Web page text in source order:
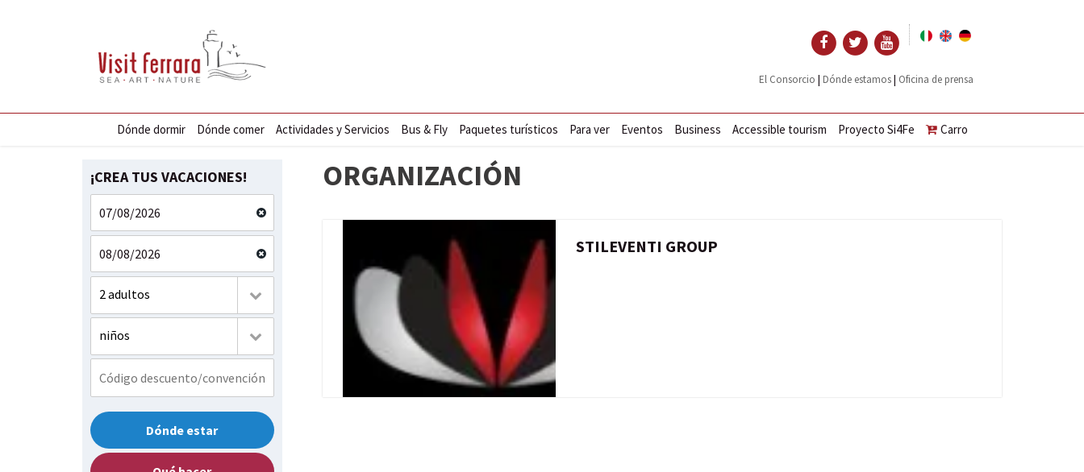
El Consorcio | Dónde estamos| Oficina de prensa
Dónde dormir Dónde comer Actividades y Servicios Bus & Fly Paquetes turísticos Para ver Eventos Business Accessible tourism Proyecto Si4Fe Carro
¡CREA TUS VACACIONES!
2 adultos
niños
Dónde estar
ORGANIZACIÓN
STILEVENTI GROUP